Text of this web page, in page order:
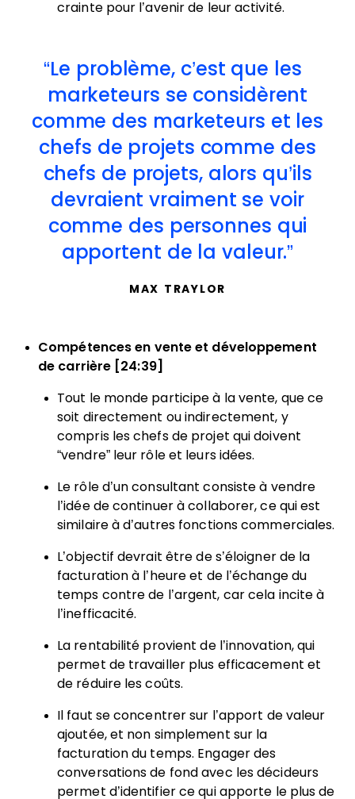
crainte pour l’avenir de leur activité.
Le problème, c’est que les
marketeurs se considèrent
comme des marketeurs et les
chefs de projets comme des
chefs de projets, alors qu’ils
devraient vraiment se voir
comme des personnes qui
apportent de la valeur.
MAX TRAYLOR
Compétences en vente et développement
de carrière [24:39]
Tout le monde participe à la vente, que ce
soit directement ou indirectement, y
compris les chefs de projet qui doivent
“vendre” leur rôle et leurs idées.
Le rôle d’un consultant consiste à vendre
l’idée de continuer à collaborer, ce qui est
similaire à d’autres fonctions commerciales.
L’objectif devrait être de s’éloigner de la
facturation à l’heure et de l’échange du
temps contre de l’argent, car cela incite à
l’inefficacité.
La rentabilité provient de l’innovation, qui
permet de travailler plus efficacement et
de réduire les coûts.
Il faut se concentrer sur l’apport de valeur
ajoutée, et non simplement sur la
facturation du temps. Engager des
conversations de fond avec les décideurs
permet d’identifier ce qui apporte le plus de